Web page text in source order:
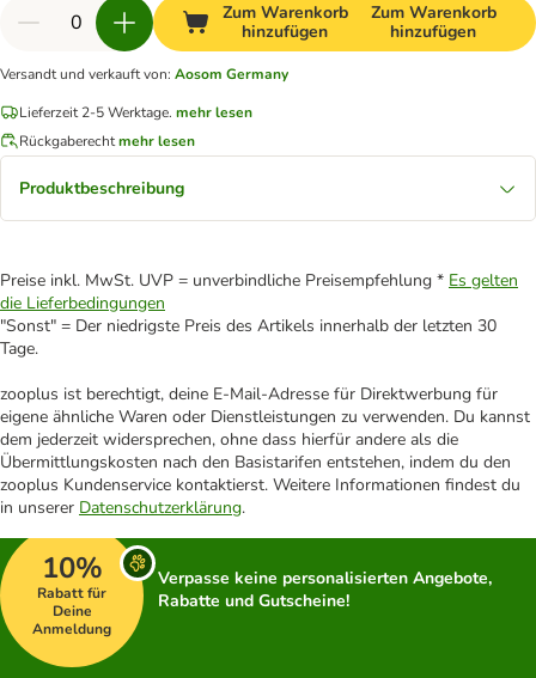
Zum Warenkorb
hinzufügen
Zum Warenkorb
hinzufügen
Versandt und verkauft von: Aosom Germany
Lieferzeit 2-5 Werktage. mehr lesen
Rückgaberechtmehr lesen
Produktbeschreibung
Preise inkl. MwSt. UVP = unverbindliche Preisempfehlung * Es gelten
die Lieferbedingungen
"Sonst" = Der niedrigste Preis des Artikels innerhalb der letzten 30
Tage.
zooplus ist berechtigt, deine E-Mail-Adresse für Direktwerbung für
eigene ähnliche Waren oder Dienstleistungen zu verwenden. Du kannst
dem jederzeit widersprechen, ohne dass hierfür andere als die
Übermittlungskosten nach den Basistarifen entstehen, indem du den
zooplus Kundenservice kontaktierst. Weitere Informationen findest du
in unserer Datenschutzerklärung.
10%
Rabatt für
Deine
Anmeldung
Verpasse keine personalisierten Angebote,
Rabatte und Gutscheine!